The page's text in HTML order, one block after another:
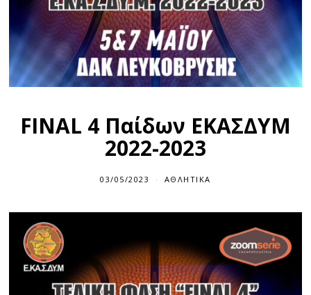
FINAL 4 Παίδων ΕΚΑΣΔΥΜ
2022-2023
03/05/2023 ΑΘΛΗΤΙΚΆ